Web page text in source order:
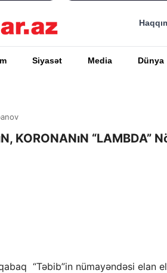
Siyasət Media Dünya
KORONANıN “LAMBDA”
“Təbib”in nümayəndəsi elan